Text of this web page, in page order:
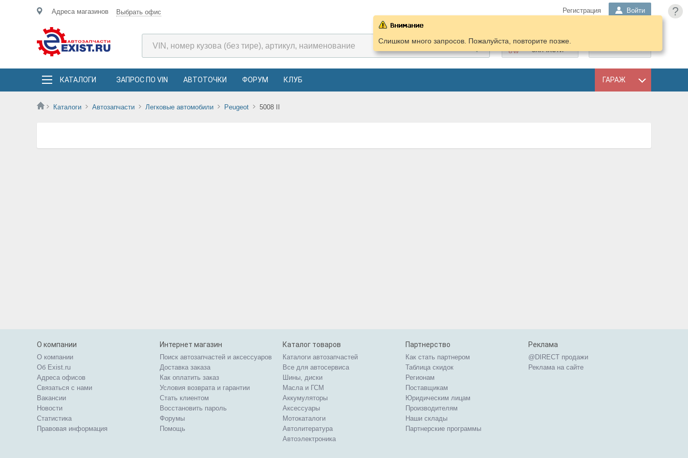
?
Адреса магазинов Выбрать офис Регистрация Войти
ПОДОБРАТЬ
ЗАПЧАСТИ
КАТАЛОГИ ЗАПРОС ПО VIN АВТОТОЧКИ ФОРУМ КЛУБ ГАРАЖ
Каталоги Автозапчасти Легковые автомобили Peugeot 5008 II
Слишком много запросов. Пожалуйста, повторите позже.
О компании
О компании
Об Exist.ru
Адреса офисов
Связаться с нами
Вакансии
Новости
Статистика
Правовая информация
Интернет магазин
Поиск автозапчастей и аксессуаров
Доставка заказа
Как оплатить заказ
Условия возврата и гарантии
Стать клиентом
Восстановить пароль
Форумы
Помощь
Каталог товаров
Каталоги автозапчастей
Все для автосервиса
Шины, диски
Масла и ГСМ
Аккумуляторы
Аксессуары
Мотокаталоги
Автолитература
Автоэлектроника
Партнерство
Как стать партнером
Таблица скидок
Регионам
Поставщикам
Юридическим лицам
Производителям
Наши склады
Партнерские программы
Реклама
@DIRECT продажи
Реклама на сайте